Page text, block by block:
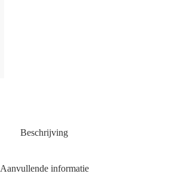
Beschrijving
Aanvullende informatie